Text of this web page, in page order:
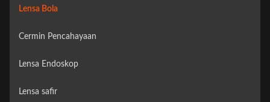
Lensa Bola
Cermin Pencahayaan
Lensa Endoskop
Lensa safir